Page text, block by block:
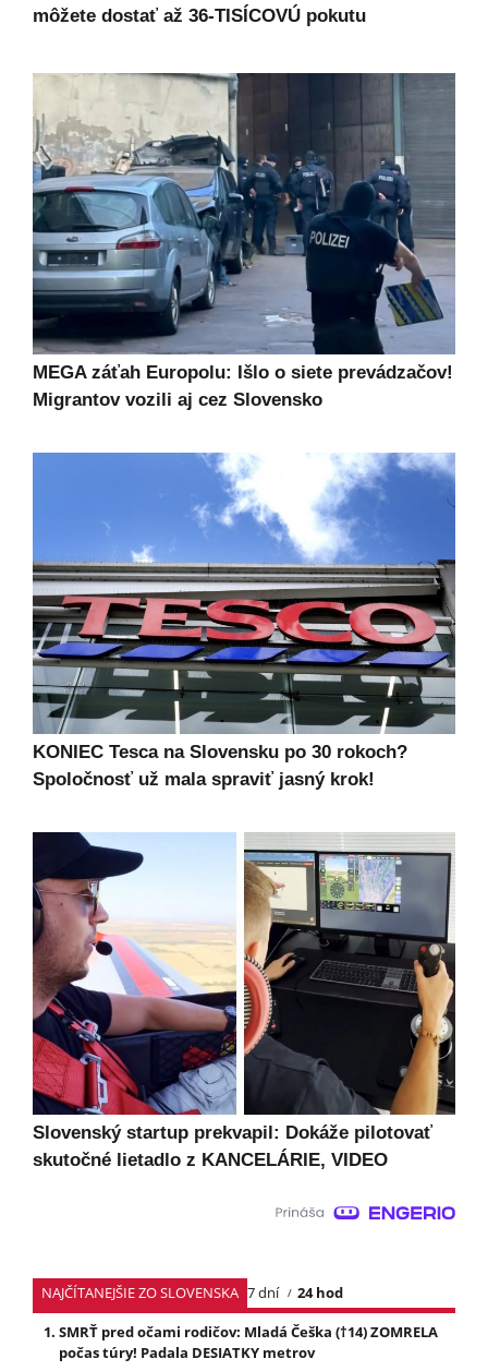
môžete dostať až 36-TISÍCOVÚ pokutu
MEGA záťah Europolu: Išlo o siete prevádzačov!
Migrantov vozili aj cez Slovensko
KONIEC Tesca na Slovensku po 30 rokoch?
Spoločnosť už mala spraviť jasný krok!
Slovenský startup prekvapil: Dokáže pilotovať
skutočné lietadlo z KANCELÁRIE, VIDEO
NAJČÍTANEJŠIE ZO SLOVENSKA 7 dní
24 hod
SMRŤ pred očami rodičov: Mladá Češka (†14) ZOMRELA
počas túry! Padala DESIATKY metrov